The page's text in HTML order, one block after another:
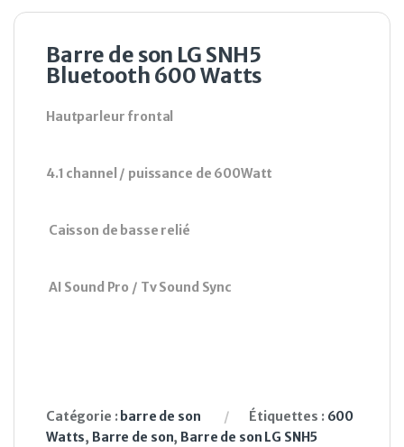
Barre de son LG SNH5
Bluetooth 600 Watts
Hautparleur frontal
4.1 channel / puissance de 600Watt
Caisson de basse relié
AI Sound Pro / Tv Sound Sync
Catégorie :barre de son Étiquettes : 600
Watts, Barre de son, Barre de son LG SNH5